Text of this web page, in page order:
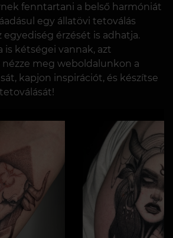
fenntartani a belső harmóniát
egy állatövi tetoválás
egyediség érzését is adhatja.
is kétségei vannak, azt
meg weboldalunkon a
kapjon inspirációt, és készítse